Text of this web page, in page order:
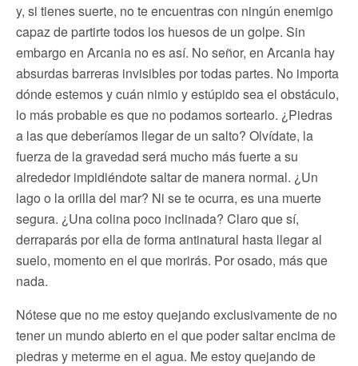
y, si tienes suerte, no te encuentras con ningún enemigo
capaz de partirte todos los huesos de un golpe. Sin
embargo en Arcania no es así. No señor, en Arcania hay
absurdas barreras invisibles por todas partes. No importa
dónde estemos y cuán nimio y estúpido sea el obstáculo,
lo más probable es que no podamos sortearlo. ¿Piedras
a las que deberíamos llegar de un salto? Olvídate, la
fuerza de la gravedad será mucho más fuerte a su
alrededor impidiéndote saltar de manera normal. ¿Un
lago o la orilla del mar? Ni se te ocurra, es una muerte
segura. ¿Una colina poco inclinada? Claro que sí,
derraparás por ella de forma antinatural hasta llegar al
suelo, momento en el que morirás. Por osado, más que
nada.
Nótese que no me estoy quejando exclusivamente de no
tener un mundo abierto en el que poder saltar encima de
piedras y meterme en el agua. Me estoy quejando de